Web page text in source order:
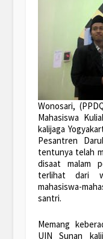
Wonosari,
Mahasiswa
kalijaga
Pesantren
tentunya telah
disaat malam
terlihat dari
mahasiswa-
santri.
Memang
UIN Sunan